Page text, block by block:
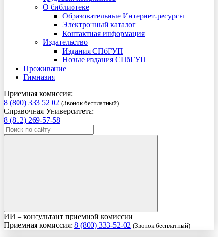
О библиотеке
Образовательные Интернет-ресурсы
Электронный каталог
Контактная информация
Издательство
Издания СПбГУП
Новые издания СПбГУП
Проживание
Гимназия
Приемная комиссия:
8 (800) 333 52 02 (Звонок бесплатный)
Справочная Университета:
8 (812) 269-57-58
ИИ – консультант приемной комиссии
Приемная комиссия: 8 (800) 333-52-02 (Звонок бесплатный)